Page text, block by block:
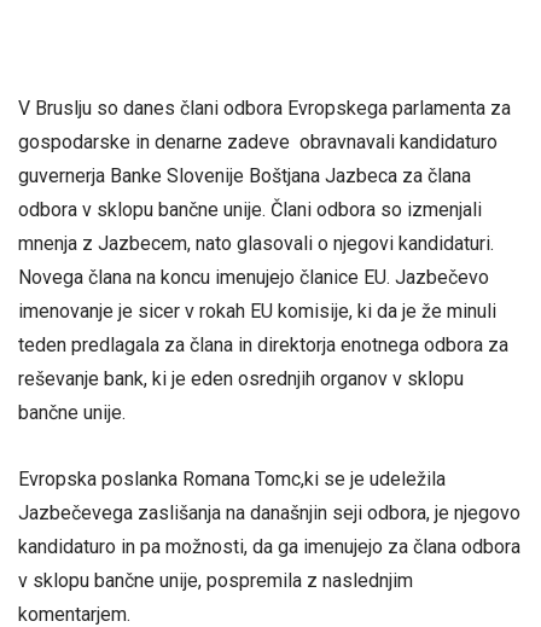
V Bruslju so danes člani odbora Evropskega parlamenta za
gospodarske in denarne zadeve obravnavali kandidaturo
guvernerja Banke Slovenije Boštjana Jazbeca za člana
odbora v sklopu bančne unije. Člani odbora so izmenjali
mnenja z Jazbecem, nato glasovali o njegovi kandidaturi.
Novega člana na koncu imenujejo članice EU. Jazbečevo
imenovanje je sicer v rokah EU komisije, ki da je že minuli
teden predlagala za člana in direktorja enotnega odbora za
reševanje bank, ki je eden osrednjih organov v sklopu
bančne unije.
Evropska poslanka Romana Tomc,ki se je udeležila
Jazbečevega zaslišanja na današnjin seji odbora, je njegovo
kandidaturo in pa možnosti, da ga imenujejo za člana odbora
v sklopu bančne unije, pospremila z naslednjim
komentarjem.